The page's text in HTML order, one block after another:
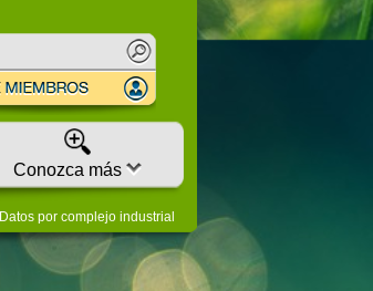
Conozca más
Datos por complejo industrial